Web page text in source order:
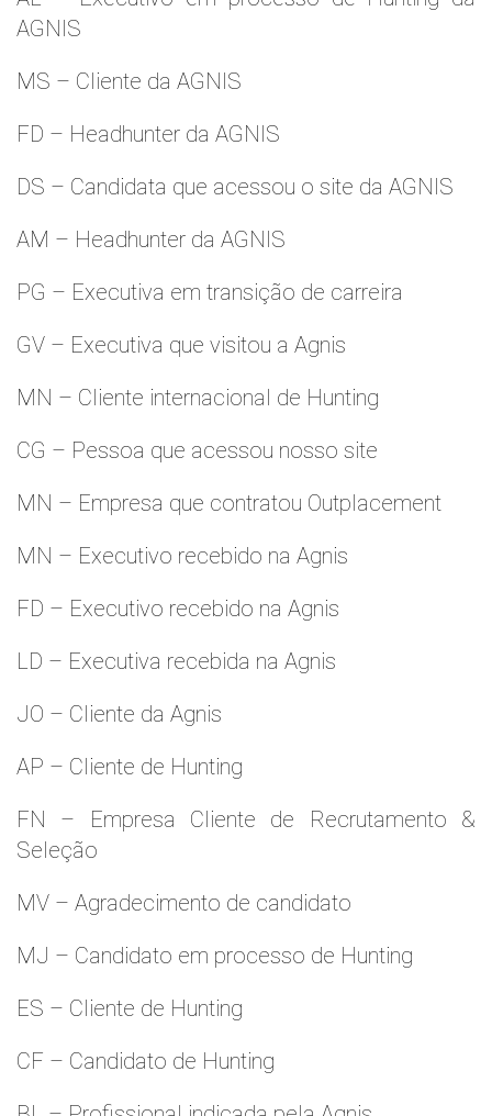
AGNIS
MS – Cliente da AGNIS
FD – Headhunter da AGNIS
DS – Candidata que acessou o site da AGNIS
AM – Headhunter da AGNIS
PG – Executiva em transição de carreira
GV – Executiva que visitou a Agnis
MN – Cliente internacional de Hunting
CG – Pessoa que acessou nosso site
MN – Empresa que contratou Outplacement
MN – Executivo recebido na Agnis
FD – Executivo recebido na Agnis
LD – Executiva recebida na Agnis
JO – Cliente da Agnis
AP – Cliente de Hunting
FN – Empresa Cliente de Recrutamento &
Seleção
MV – Agradecimento de candidato
MJ – Candidato em processo de Hunting
ES – Cliente de Hunting
CF – Candidato de Hunting